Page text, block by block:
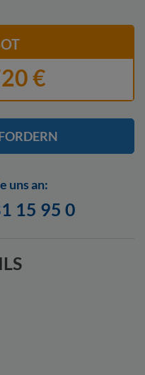
€
uns an:
15 95 0
verwendet werden. Ich kann
per Mail an